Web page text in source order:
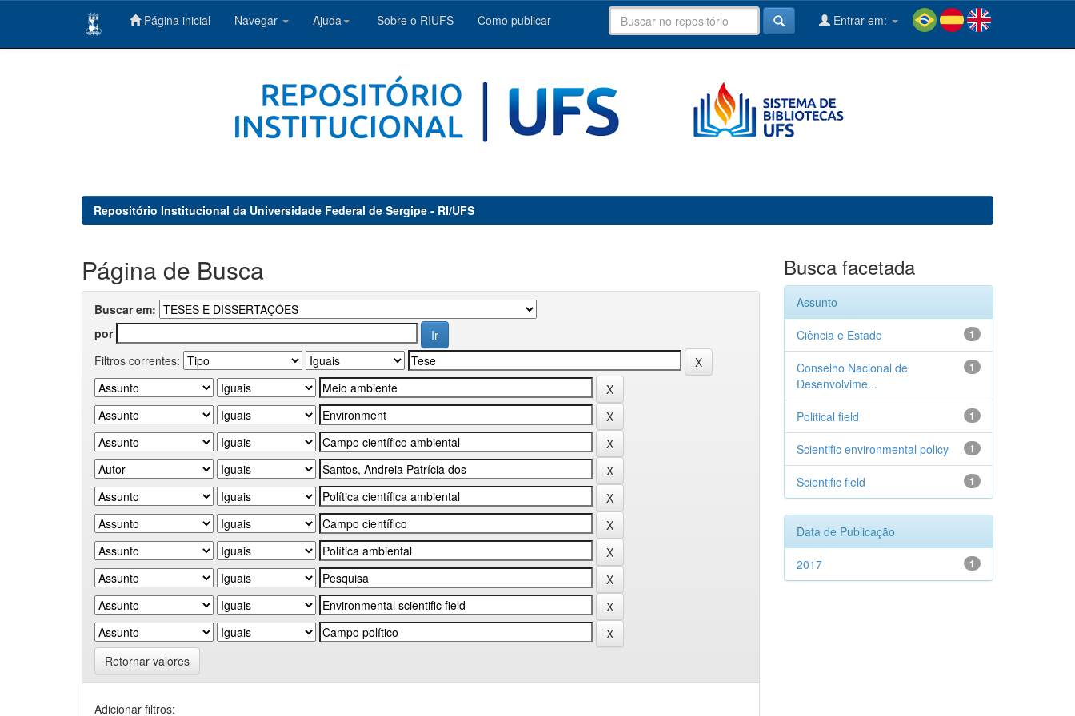
Página inicial Navegar Ajuda Sobre o RIUFS Como publicar Entrar em:
Repositório Institucional da Universidade Federal de Sergipe - RI/UFS
Página de Busca
Buscar em:
por
Filtros correntes:
Retornar valores
Adicionar filtros:
Busca facetada
Assunto
1
Ciência e Estado
1
Conselho Nacional de
Desenvolvime...
1
Political field
1
Scientific environmental policy
1
Scientific field
Data de Publicação
1
2017